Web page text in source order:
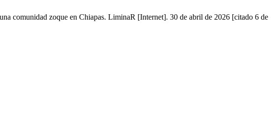
comunidad zoque en Chiapas. LiminaR [Internet]. 30 de abril de 2026 [citado 6 de